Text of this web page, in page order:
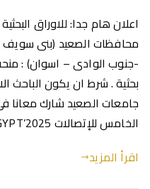
اعلان هام جدا: للاوراق
محافظات الصعيد (بنى سويف
بحثية . شرط ان يكون
جامعات الصعيد شارك معانا
الخامس للإتصالات ITC-EGYPT’2025 بكلية الدفاع الجوى […]
اقرأ المزيد